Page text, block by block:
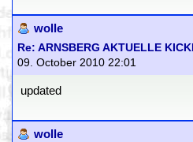
wolle
Re: ARNSBERG AKTUELLE
09. October 2010 22:01
updated
wolle